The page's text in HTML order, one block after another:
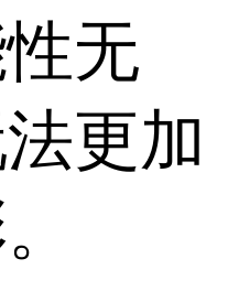
无
更加